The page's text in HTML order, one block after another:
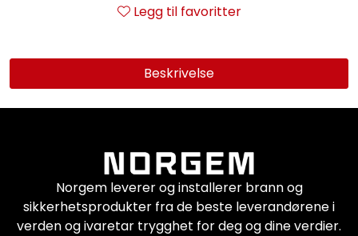
Legg til favoritter
Beskrivelse
Norgem leverer og installerer brann og
sikkerhetsprodukter fra de beste leverandørene i
verden og ivaretar trygghet for deg og dine verdier.